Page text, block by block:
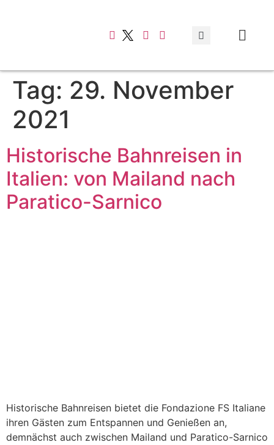
Tag: 29. November
2021
Historische Bahnreisen in
Italien: von Mailand nach
Paratico-Sarnico
Historische Bahnreisen bietet die Fondazione FS Italiane
ihren Gästen zum Entspannen und Genießen an,
demnächst auch zwischen Mailand und Paratico-Sarnico